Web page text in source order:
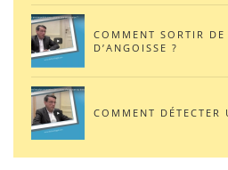
COMMENT SORTIR DE
D’ANGOISSE ?
COMMENT DÉTECTER